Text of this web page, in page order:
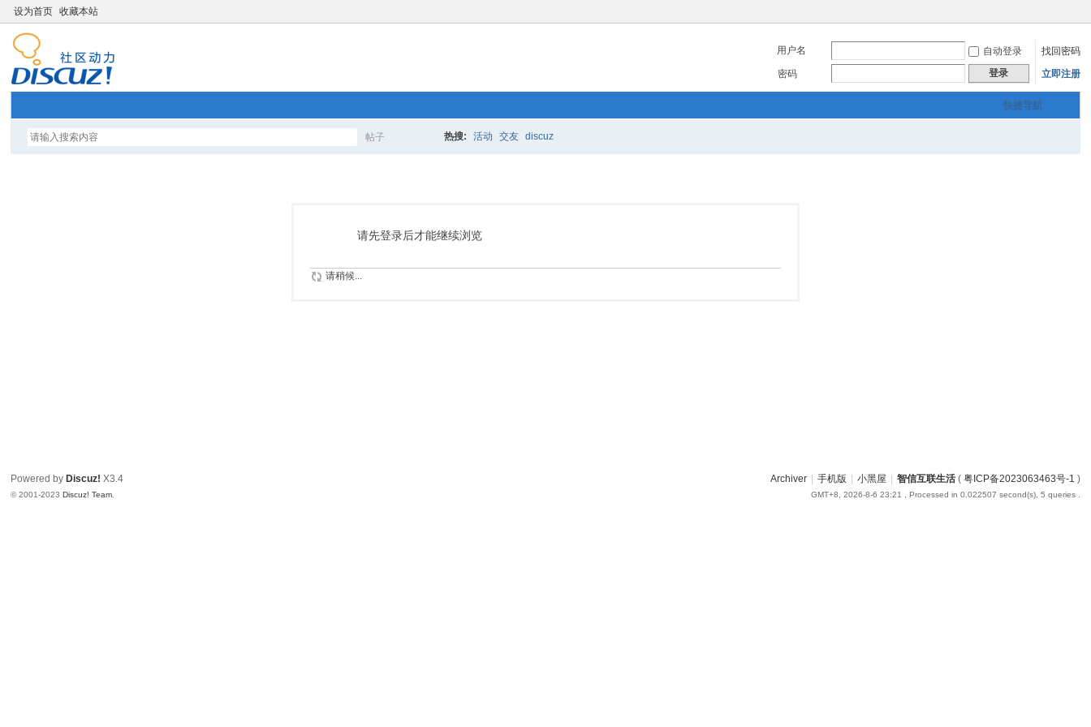
设为首页 收藏本站
用户名 自动登录
找回密码
密码
登录 立即注册
快捷导航
帖子
索
热搜: 活动 交友 discuz
请先登录后才能继续浏览
请稍候...
Archiver 手机版 小黑屋 智信互联生活( 粤ICP备2023063463号-1 )
GMT+8, 2026-8-6 23:21 , Processed in 0.022507 second(s), 5 queries .
Powered by Discuz! X3.4
© 2001-2023Discuz! Team